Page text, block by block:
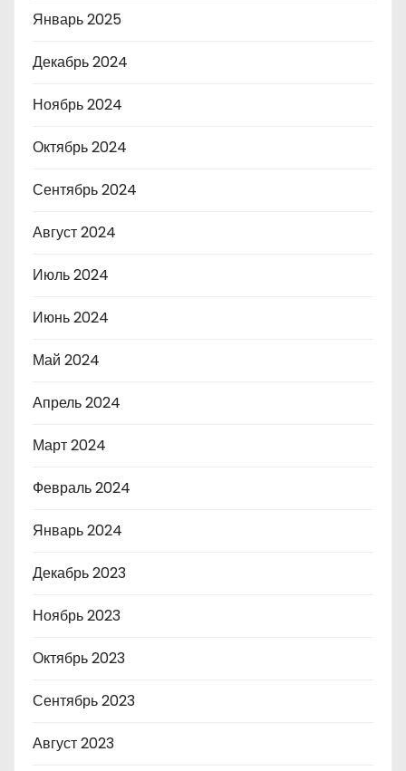
Январь 2025
Декабрь 2024
Ноябрь 2024
Октябрь 2024
Сентябрь 2024
Август 2024
Июль 2024
Июнь 2024
Май 2024
Апрель 2024
Март 2024
Февраль 2024
Январь 2024
Декабрь 2023
Ноябрь 2023
Октябрь 2023
Сентябрь 2023
Август 2023